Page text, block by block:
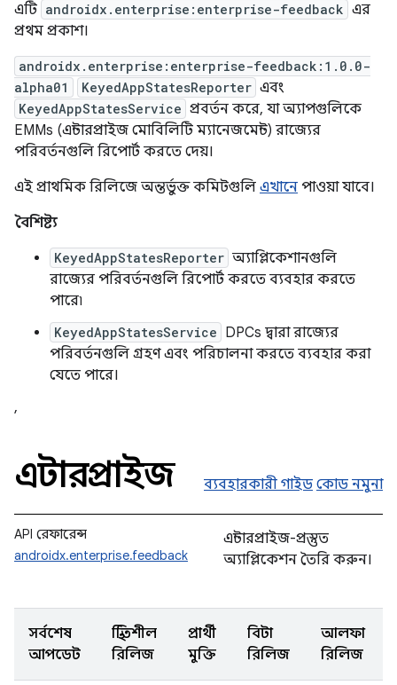
এটি androidx.enterprise:enterprise-feedback এর
প্রথম প্রকাশ।
androidx.enterprise:enterprise-feedback:1.0.0-
alpha01
KeyedAppStatesReporter এবং
KeyedAppStatesService প্রবর্তন করে, যা অ্যাপগুলিকে
EMMs (এন্টারপ্রাইজ মোবিলিটি ম্যানেজমেন্ট) রাজ্যের
পরিবর্তনগুলি রিপোর্ট করতে দেয়।
এই প্রাথমিক রিলিজে অন্তর্ভুক্ত কমিটগুলি এখানে পাওয়া যাবে।
বৈশিষ্ট্য
KeyedAppStatesReporter অ্যাপ্লিকেশানগুলি
রাজ্যের পরিবর্তনগুলি রিপোর্ট করতে ব্যবহার করতে
পারে৷
KeyedAppStatesService DPCs দ্বারা রাজ্যের
পরিবর্তনগুলি গ্রহণ এবং পরিচালনা করতে ব্যবহার করা
যেতে পারে।
,
এন্টারপ্রাইজ ব্যবহারকারী গাইড কোড নমুনা
API রেফারেন্স
androidx.enterprise.feedback
এন্টারপ্রাইজ-প্রস্তুত
অ্যাপ্লিকেশন তৈরি করুন।
সর্বশেষ
আপডেট
স্থিতিশীল
রিলিজ
প্রার্থী
মুক্তি
বিটা
রিলিজ
আলফা
রিলিজ